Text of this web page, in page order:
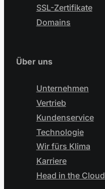
SSL-Zertifikate
Domains
Über uns
Unternehmen
Vertrieb
Kundenservice
Technologie
Wir fürs Klima
Karriere
Head in the Cloud